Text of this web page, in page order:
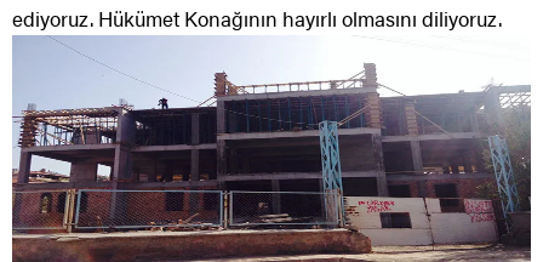
ediyoruz. Hükümet Konağının hayırlı olmasını diliyoruz.